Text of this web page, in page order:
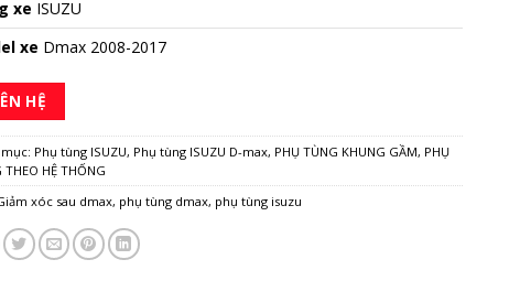
xe ISUZU
xe Dmax 2008-2017
HỆ
Phụ tùng ISUZU, Phụ tùng ISUZU D-max, PHỤ TÙNG KHUNG GẦM, PHỤ
THEO HỆ THỐNG
xóc sau dmax, phụ tùng dmax, phụ tùng isuzu